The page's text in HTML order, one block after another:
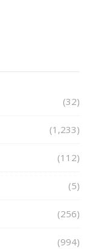
(32)
(1,233)
(112)
(5)
(256)
(994)